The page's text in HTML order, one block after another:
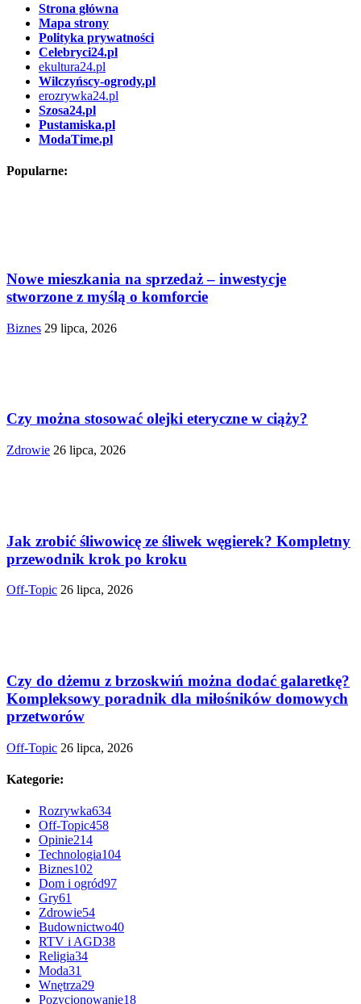
Strona główna
Mapa strony
Polityka prywatności
Celebryci24.pl
ekultura24.pl
Wilczyńscy-ogrody.pl
erozrywka24.pl
Szosa24.pl
Pustamiska.pl
ModaTime.pl
Popularne:
Nowe mieszkania na sprzedaż – inwestycje
stworzone z myślą o komforcie
Biznes 29 lipca, 2026
Czy można stosować olejki eteryczne w ciąży?
Zdrowie 26 lipca, 2026
Jak zrobić śliwowicę ze śliwek węgierek? Kompletny
przewodnik krok po kroku
Off-Topic 26 lipca, 2026
Czy do dżemu z brzoskwiń można dodać galaretkę?
Kompleksowy poradnik dla miłośników domowych
przetworów
Off-Topic 26 lipca, 2026
Kategorie:
Rozrywka634
Off-Topic458
Opinie214
Technologia104
Biznes102
Dom i ogród97
Gry61
Zdrowie54
Budownictwo40
RTV i AGD38
Religia34
Moda31
Wnętrza29
Pozycjonowanie18